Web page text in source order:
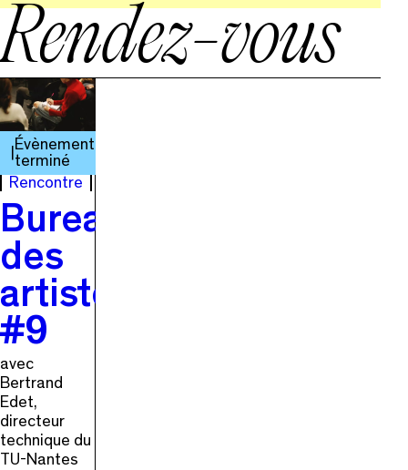
Rendez-vous
Évènement
terminé
Rencontre
Bureau
des
artistes
#9
avec
Bertrand
Edet,
directeur
technique du
TU-Nantes